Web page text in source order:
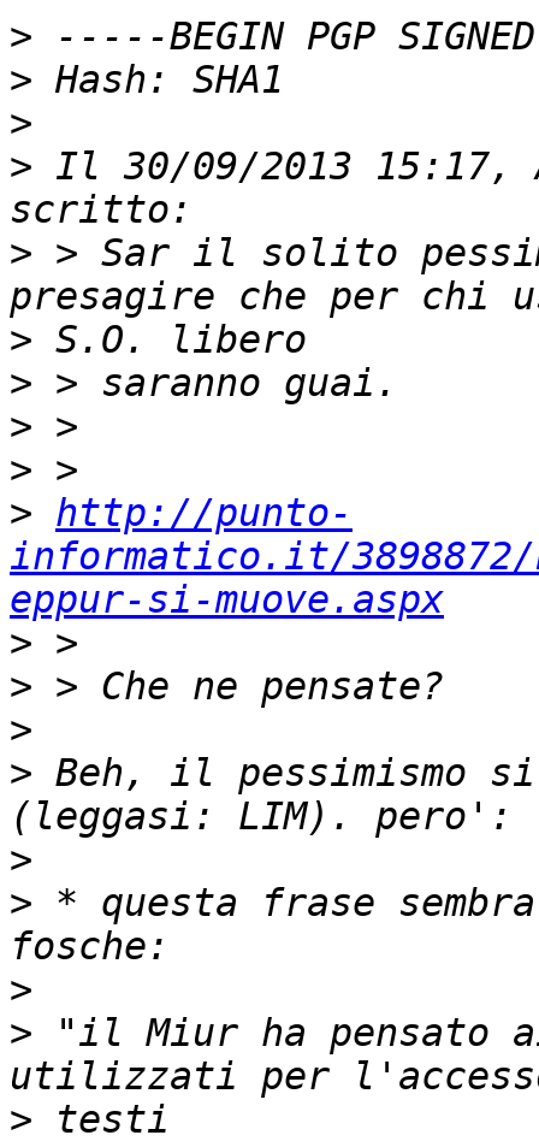
>
>
>
> Il 30/09/2013 15:17,
> > Sar￲ il solito
>
>
>
>
> http://punto-
informatico.it/
eppur-si-muove.aspx
>
>
>
> Beh, il pessimismo
>
> * questa frase
>
> "il Miur ha pensato
>